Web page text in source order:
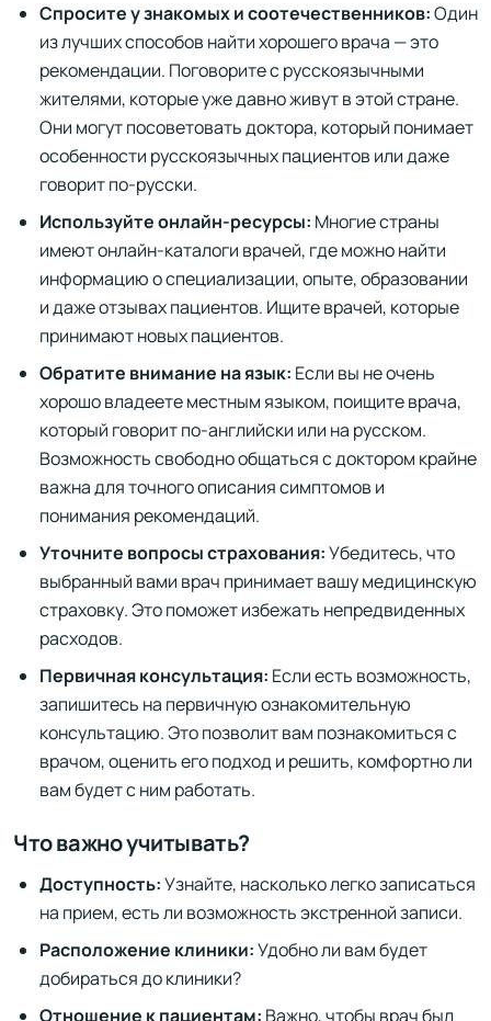
Спросите у знакомых и соотечественников:Один
из лучших способов найти хорошего врача — это
рекомендации. Поговорите с русскоязычными
жителями, которые уже давно живут в этой стране.
Они могут посоветовать доктора, который понимает
особенности русскоязычных пациентов или даже
говорит по-русски.
Используйте онлайн-ресурсы: Многие страны
имеют онлайн-каталоги врачей, где можно найти
информацию о специализации, опыте, образовании
и даже отзывах пациентов. Ищите врачей, которые
принимают новых пациентов.
Обратите внимание на язык: Если вы не очень
хорошо владеете местным языком, поищите врача,
который говорит по-английски или на русском.
Возможность свободно общаться с доктором крайне
важна для точного описания симптомов и
понимания рекомендаций.
Уточните вопросы страхования:Убедитесь, что
выбранный вами врач принимает вашу медицинскую
страховку. Это поможет избежать непредвиденных
расходов.
Первичная консультация: Если есть возможность,
запишитесь на первичную ознакомительную
консультацию. Это позволит вам познакомиться с
врачом, оценить его подход и решить, комфортно ли
вам будет с ним работать.
Что важно учитывать?
Доступность:Узнайте, насколько легко записаться
на прием, есть ли возможность экстренной записи.
Расположение клиники:Удобно ли вам будет
добираться до клиники?
Отношение к пациентам: Важно, чтобы врач был